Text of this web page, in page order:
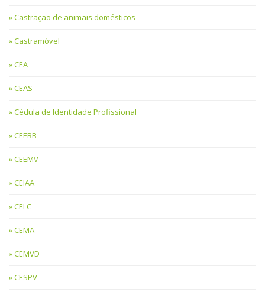
Castração de animais domésticos
Castramóvel
CEA
CEAS
Cédula de Identidade Profissional
CEEBB
CEEMV
CEIAA
CELC
CEMA
CEMVD
CESPV